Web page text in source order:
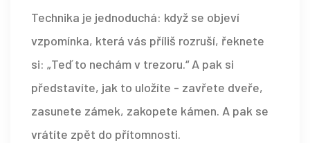
Technika je jednoduchá: když se objeví
vzpomínka, která vás příliš rozruší, řeknete
si: „Teď to nechám v trezoru.“ A pak si
představíte, jak to uložíte - zavřete dveře,
zasunete zámek, zakopete kámen. A pak se
vrátíte zpět do přítomnosti.